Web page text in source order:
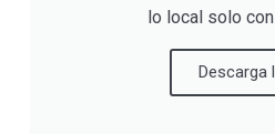
lo local solo
Descarga